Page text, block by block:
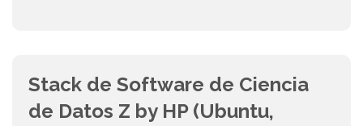
Stack de Software de Ciencia
de Datos Z by HP (Ubuntu,